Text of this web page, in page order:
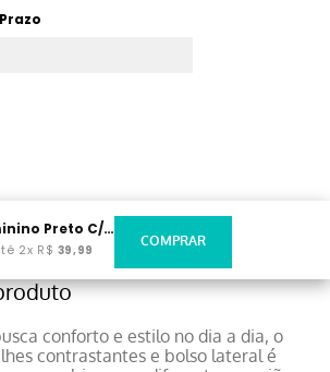
Corsário Feminino Preto C/Detalhe Verde
2x R$ 39,99
conforto e estilo no dia a dia, o
contrastantes e bolso lateral é